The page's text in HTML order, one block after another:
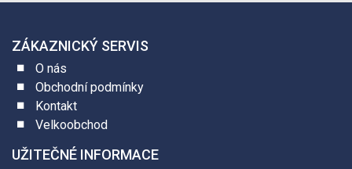
ZÁKAZNICKÝ SERVIS
O nás
Obchodní podmínky
Kontakt
Velkoobchod
UŽITEČNÉ INFORMACE